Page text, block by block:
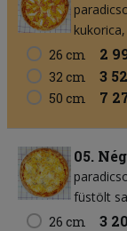
kukorica
26 cm
2
32 cm 3
50 cm 7
05.
füstölt
26 cm
3